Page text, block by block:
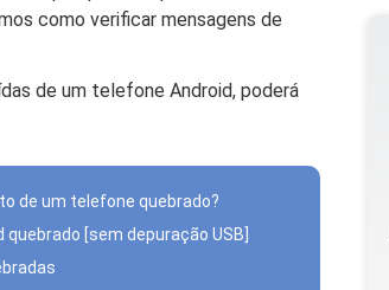
como verificar mensagens de
de um telefone Android, poderá
de um telefone quebrado?
[sem depuração USB]